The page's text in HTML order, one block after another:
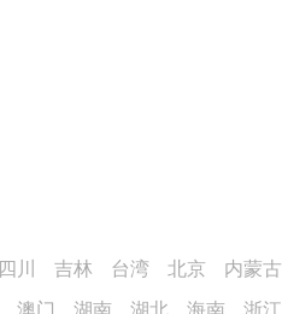
内蒙古
北京
台湾
吉林
四川
浙江
海南
湖北
湖南
澳门